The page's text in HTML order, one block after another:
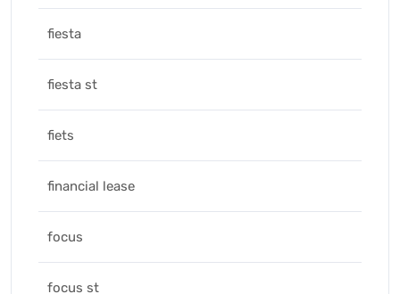
fiesta
fiesta st
fiets
financial lease
focus
focus st